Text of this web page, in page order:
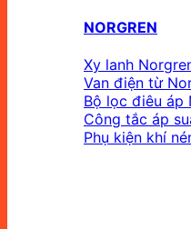
NORGREN
Xy lanh
Van điện từ
Bộ lọc điêu áp
Công tắc áp
Phụ kiện khí